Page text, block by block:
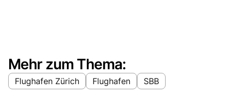
Mehr zum Thema:
Flughafen Zürich Flughafen SBB